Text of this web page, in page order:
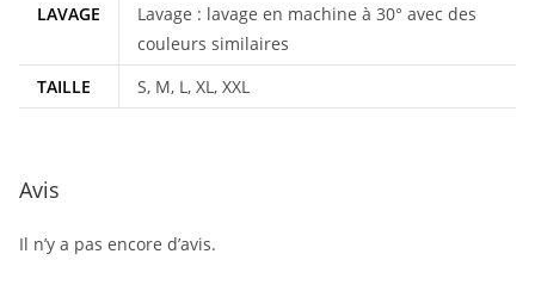
LAVAGE
Lavage : lavage en machine à 30° avec des
couleurs similaires
TAILLE
S, M, L, XL, XXL
Avis
Il n’y a pas encore d’avis.